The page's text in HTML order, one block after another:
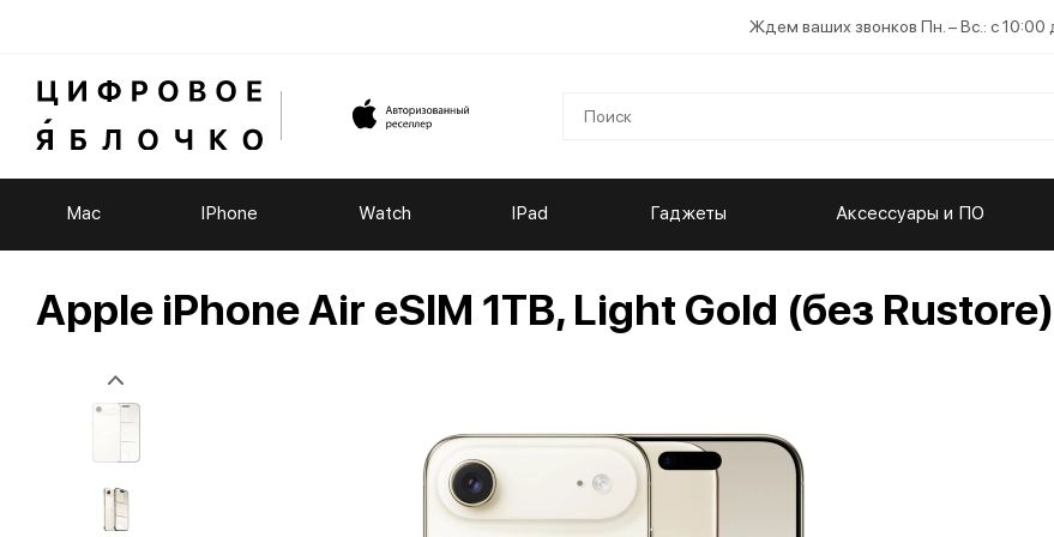
Ждем ваших звонков Пн. – Вс.: с 10:00
Mac IPhone Watch IPad Гаджеты Аксессуары и ПО
Apple iPhone Air eSIM 1TB, Light Gold (без Rustore)